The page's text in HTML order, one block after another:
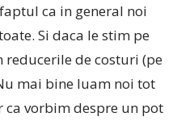
ca in general noi
Si daca le stim pe
de costuri (pe
mai bine luam noi tot
ca vorbim despre un pot